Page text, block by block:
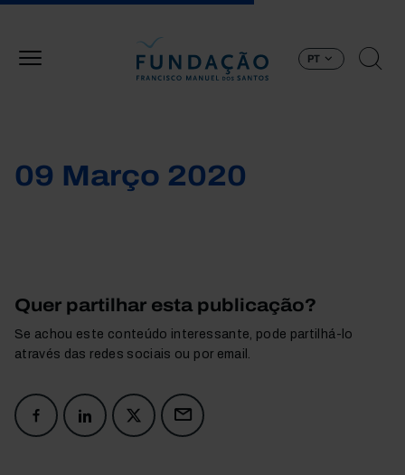
PT
09 Março 2020
Quer partilhar esta publicação?
Se achou este conteúdo interessante, pode partilhá-lo
através das redes sociais ou por email.